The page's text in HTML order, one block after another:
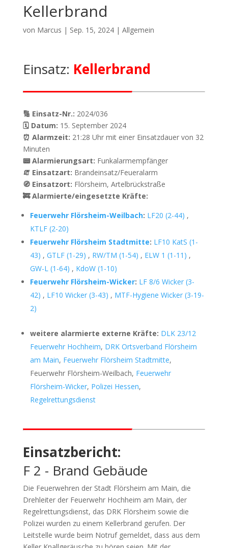
Kellerbrand
von Marcus | Sep. 15, 2024| Allgemein
Einsatz: Kellerbrand
🔢 Einsatz-Nr.: 2024/036
🗓 Datum: 15. September 2024
⏰ Alarmzeit: 21:28 Uhr mit einer Einsatzdauer von 32
Minuten
📟 Alarmierungsart: Funkalarmempfänger
🧯 Einsatzart: Brandeinsatz/Feueralarm
🧭 Einsatzort: Flörsheim, Artelbrückstraße
🚒 Alarmierte/eingesetzte Kräfte:
Feuerwehr Flörsheim-Weilbach: LF20 (2-44) ,
KTLF (2-20)
Feuerwehr Flörsheim Stadtmitte: LF10 KatS (1-
43) , GTLF (1-29) , RW/TM (1-54) , ELW 1 (1-11) ,
GW-L (1-64) , KdoW (1-10)
Feuerwehr Flörsheim-Wicker: LF 8/6 Wicker (3-
42) , LF10 Wicker (3-43) , MTF-Hygiene Wicker (3-19-
2)
weitere alarmierte externe Kräfte: DLK 23/12
Feuerwehr Hochheim, DRK Ortsverband Flörsheim
am Main, Feuerwehr Flörsheim Stadtmitte,
Feuerwehr Flörsheim-Weilbach, Feuerwehr
Flörsheim-Wicker, Polizei Hessen,
Regelrettungsdienst
Einsatzbericht:
F 2 - Brand Gebäude
Die Feuerwehren der Stadt Flörsheim am Main, die
Drehleiter der Feuerwehr Hochheim am Main, der
Regelrettungsdienst, das DRK Flörsheim sowie die
Polizei wurden zu einem Kellerbrand gerufen. Der
Leitstelle wurde beim Notruf gemeldet, dass aus dem